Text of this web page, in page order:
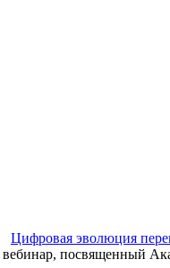
Цифровая эволюция
посвященный